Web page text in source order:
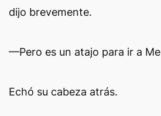
dijo brevemente.
—Pero es un atajo para ir a
Echó su cabeza atrás.